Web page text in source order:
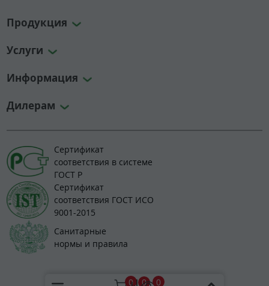
0 0 0
Продукция
Услуги
Информация
Дилерам
Сертификат
соответствия в системе
ГОСТ Р
Сертификат
соответствия ГОСТ ИСО
9001-2015
Санитарные
нормы и правила
© 2008-2026 greenlos.ru